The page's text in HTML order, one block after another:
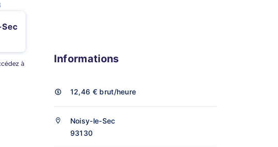
à
Informations
12,46 € brut/heure
Noisy-le-Sec
93130